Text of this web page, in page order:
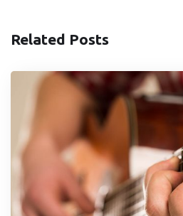
Related Posts